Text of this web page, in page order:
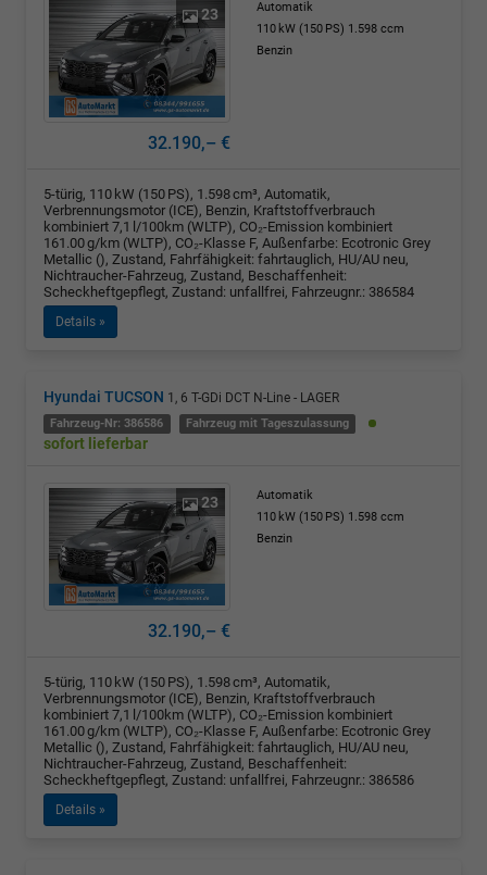
23
Automatik
110 kW (150 PS) 1.598 ccm
Benzin
32.190,– €
5-türig, 110 kW (150 PS), 1.598 cm³, Automatik,
Verbrennungsmotor (ICE), Benzin, Kraftstoffverbrauch
kombiniert 7,1 l/100km (WLTP), CO₂-Emission kombiniert
161.00 g/km (WLTP), CO₂-Klasse F, Außenfarbe: Ecotronic Grey
Metallic (), Zustand, Fahrfähigkeit: fahrtauglich, HU/AU neu,
Nichtraucher-Fahrzeug, Zustand, Beschaffenheit:
Scheckheftgepflegt, Zustand: unfallfrei, Fahrzeugnr.: 386584
Details »
Hyundai TUCSON 1, 6 T-GDi DCT N-Line - LAGER
Fahrzeug-Nr: 386586 Fahrzeug mit Tageszulassung
sofort lieferbar
23
Automatik
110 kW (150 PS) 1.598 ccm
Benzin
32.190,– €
5-türig, 110 kW (150 PS), 1.598 cm³, Automatik,
Verbrennungsmotor (ICE), Benzin, Kraftstoffverbrauch
kombiniert 7,1 l/100km (WLTP), CO₂-Emission kombiniert
161.00 g/km (WLTP), CO₂-Klasse F, Außenfarbe: Ecotronic Grey
Metallic (), Zustand, Fahrfähigkeit: fahrtauglich, HU/AU neu,
Nichtraucher-Fahrzeug, Zustand, Beschaffenheit:
Scheckheftgepflegt, Zustand: unfallfrei, Fahrzeugnr.: 386586
Details »